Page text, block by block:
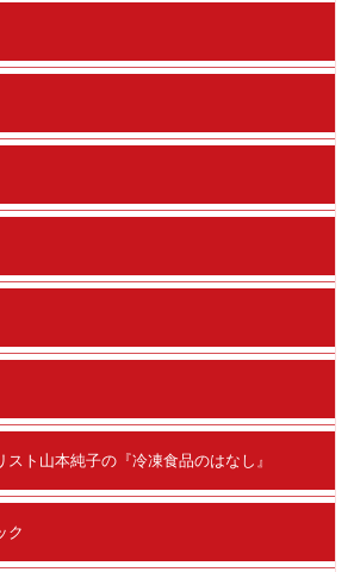
ト山本純子の『冷凍食品のはなし』
ク